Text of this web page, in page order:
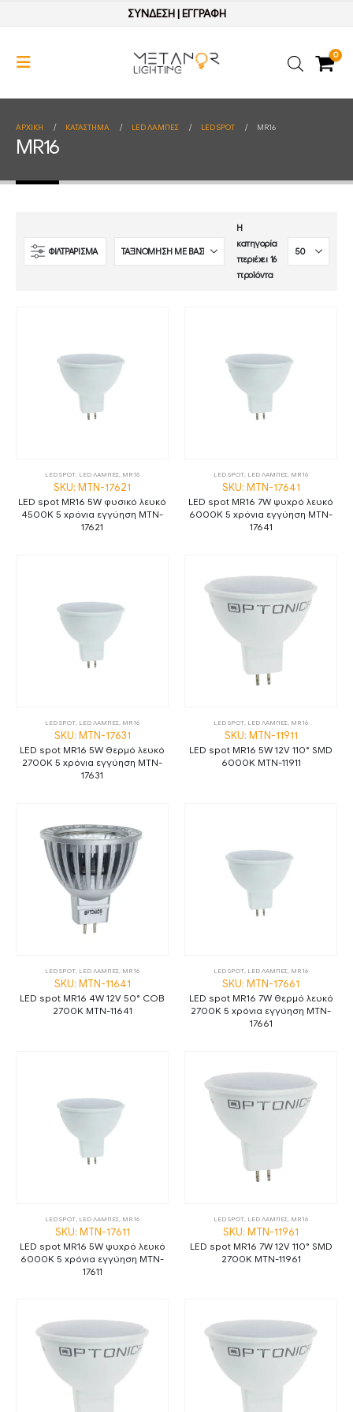
ΣΥΝΔΕΣΗ| ΕΓΓΡΑΦΗ
0
ΑΡΧΙΚΉ ΚΑΤΆΣΤΗΜΑ LED ΛΑΜΠΕΣ LED SPOT MR16
MR16
ΦΙΛΤΡΑΡΙΣΜΑ
Η
κατηγορία
περιέχει 16
προϊόντα
LED SPOT, LED ΛΑΜΠΕΣ, MR16
SKU: MTN-17621
LED spot MR16 5W φυσικό λευκό
4500K 5 χρόνια εγγύηση MTN-
17621
LED SPOT, LED ΛΑΜΠΕΣ, MR16
SKU: MTN-17641
LED spot MR16 7W ψυχρό λευκό
6000K 5 χρόνια εγγύηση MTN-
17641
LED SPOT LED ΛΑΜΠΕΣ MR16
SKU: MTN-17631
LED spot MR16 5W θερμό λευκό
2700K 5 χρόνια εγγύηση MTN-
17631
LED SPOT LED ΛΑΜΠΕΣ MR16
SKU: MTN-11911
LED spot MR16 5W 12V 110° SMD
6000K MTN-11911
LED SPOT LED ΛΑΜΠΕΣ MR16
SKU: MTN-11641
LED spot MR16 4W 12V 50° СОВ
2700K MTN-11641
LED SPOT LED ΛΑΜΠΕΣ MR16
SKU: MTN-17661
LED spot MR16 7W θερμό λευκό
2700K 5 χρόνια εγγύηση MTN-
17661
LED SPOT LED ΛΑΜΠΕΣ MR16
SKU: MTN-17611
LED spot MR16 5W ψυχρό λευκό
6000K 5 χρόνια εγγύηση MTN-
17611
LED SPOT LED ΛΑΜΠΕΣ MR16
SKU: MTN-11961
LED spot MR16 7W 12V 110° SMD
2700K MTN-11961